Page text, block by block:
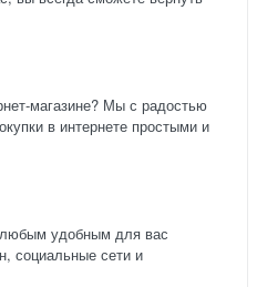
магазине? Мы с радостью
в интернете простыми и
удобным для вас
социальные сети и